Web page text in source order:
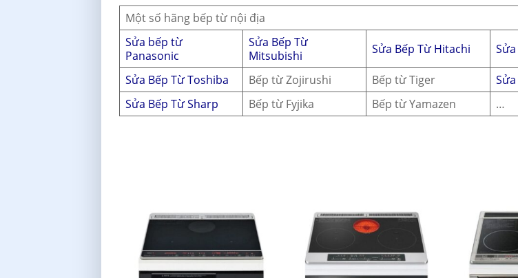
Một số hãng bếp từ nội địa
Sửa bếp từ
Panasonic
Sửa Bếp Từ
Mitsubishi
Sửa Bếp Từ Hitachi
Sửa Bếp Từ Toshiba Bếp từ Zojirushi Bếp từ Tiger
Sửa Bếp Từ Sharp
Bếp từ Fyjika Bếp từ Yamazen …